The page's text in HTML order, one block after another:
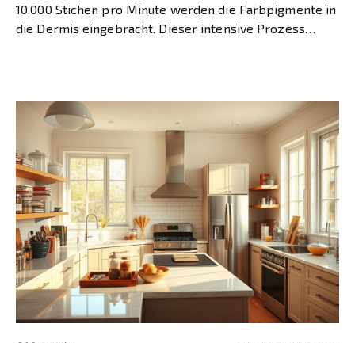
10.000 Stichen pro Minute werden die Farbpigmente in
die Dermis eingebracht. Dieser intensive Prozess